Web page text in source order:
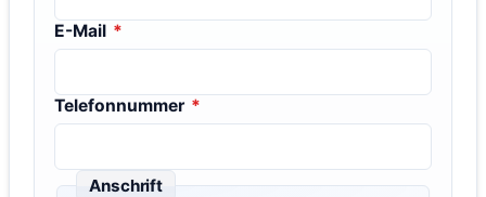
E-Mail *
Telefonnummer *
Anschrift